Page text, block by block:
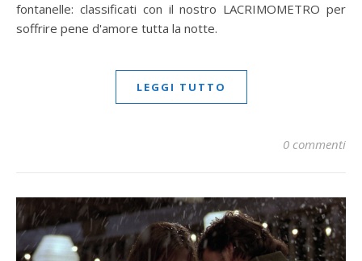
fontanelle: classificati con il nostro LACRIMOMETRO per
soffrire pene d'amore tutta la notte.
LEGGI TUTTO
0 commenti